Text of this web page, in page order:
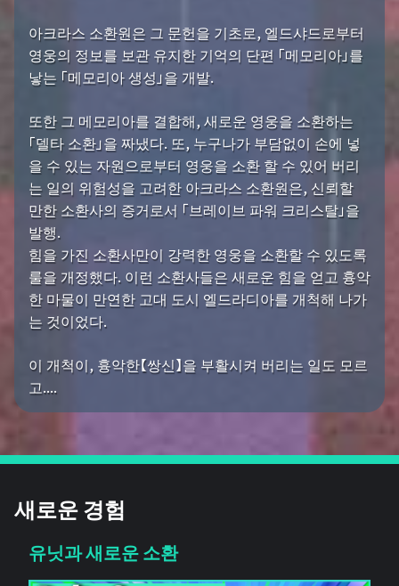
아크라스 소환원은 그 문헌을 기초로, 엘드샤드로부터
영웅의 정보를 보관 유지한 기억의 단편 「메모리아」를
낳는 「메모리아 생성」을 개발.
또한 그 메모리아를 결합해, 새로운 영웅을 소환하는
「델타 소환」을 짜냈다. 또, 누구나가 부담없이 손에 넣
을 수 있는 자원으로부터 영웅을 소환 할 수 있어 버리
는 일의 위험성을 고려한 아크라스 소환원은, 신뢰할
만한 소환사의 증거로서 「브레이브 파워 크리스탈」을
발행.
힘을 가진 소환사만이 강력한 영웅을 소환할 수 있도록
룰을 개정했다. 이런 소환사들은 새로운 힘을 얻고 흉악
한 마물이 만연한 고대 도시 엘드라디아를 개척해 나가
는 것이었다.
이 개척이, 흉악한【쌍신】을 부활시켜 버리는 일도 모르
고....
새로운 경험
유닛과 새로운 소환